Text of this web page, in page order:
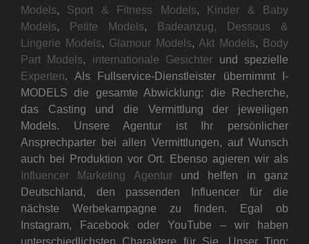
Models, Sport & Fitness Models,
Kinder & Baby
Models, Petite Models,
Badeanzug, Dessous &
Lingerie Models, Glamour Models, Akt Models,
Body
Part Models, internationale Gesichter und spezielle
Experten. Als Fullservice-Dienstleister übernimmt I-
MODELS die gesamte Abwicklung: die Recherche,
das Casting und die Vermittlung der jeweiligen
Models. Unsere Agentur ist Ihr persönlicher
Ansprechparter bei allen Vermittlungen, auf Wunsch
auch bei Produktion vor Ort. Ebenso agieren wir als
Influencer Marketing Agenturund helfen in ganz
Deutschland, den passenden Influencer für die
nächste Werbekampagne zu finden. Egal ob
Instagram, Facebook oder YouTube – wir haben
unterschiedlichsten Charaktere für Sie. Unser Tipp: